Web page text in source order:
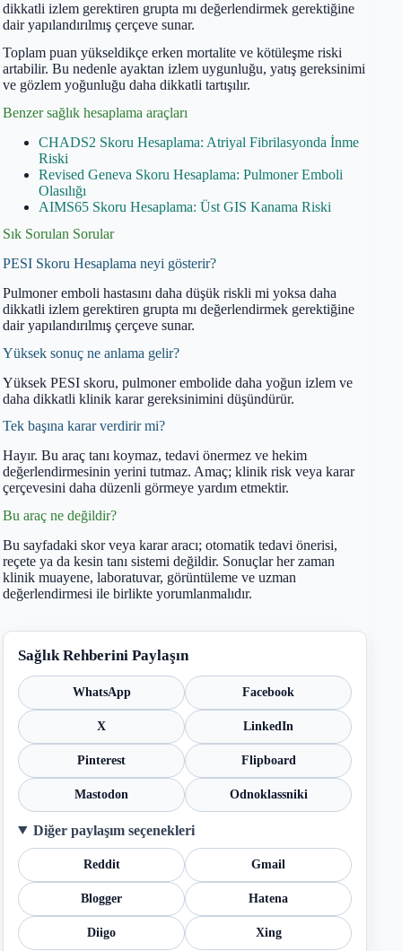
dikkatli izlem gerektiren grupta mı değerlendirmek gerektiğine
dair yapılandırılmış çerçeve sunar.
Toplam puan yükseldikçe erken mortalite ve kötüleşme riski
artabilir. Bu nedenle ayaktan izlem uygunluğu, yatış gereksinimi
ve gözlem yoğunluğu daha dikkatli tartışılır.
Benzer sağlık hesaplama araçları
CHADS2 Skoru Hesaplama: Atriyal Fibrilasyonda İnme
Riski
Revised Geneva Skoru Hesaplama: Pulmoner Emboli
Olasılığı
AIMS65 Skoru Hesaplama: Üst GIS Kanama Riski
Sık Sorulan Sorular
PESI Skoru Hesaplama neyi gösterir?
Pulmoner emboli hastasını daha düşük riskli mi yoksa daha
dikkatli izlem gerektiren grupta mı değerlendirmek gerektiğine
dair yapılandırılmış çerçeve sunar.
Yüksek sonuç ne anlama gelir?
Yüksek PESI skoru, pulmoner embolide daha yoğun izlem ve
daha dikkatli klinik karar gereksinimini düşündürür.
Tek başına karar verdirir mi?
Hayır. Bu araç tanı koymaz, tedavi önermez ve hekim
değerlendirmesinin yerini tutmaz. Amaç; klinik risk veya karar
çerçevesini daha düzenli görmeye yardım etmektir.
Bu araç ne değildir?
Bu sayfadaki skor veya karar aracı; otomatik tedavi önerisi,
reçete ya da kesin tanı sistemi değildir. Sonuçlar her zaman
klinik muayene, laboratuvar, görüntüleme ve uzman
değerlendirmesi ile birlikte yorumlanmalıdır.
Sağlık Rehberini Paylaşın
WhatsApp Facebook
X LinkedIn
Pinterest Flipboard
Mastodon Odnoklassniki
Diğer paylaşım seçenekleri
Reddit Gmail
Blogger Hatena
Diigo Xing